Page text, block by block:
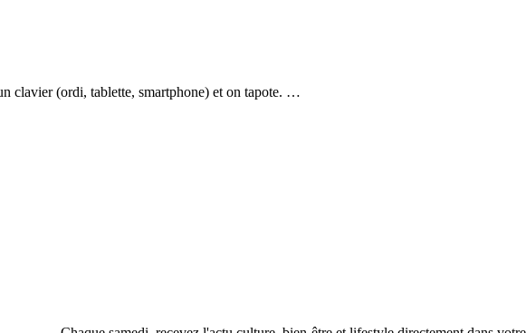
clavier (ordi, tablette, smartphone) et on tapote. …